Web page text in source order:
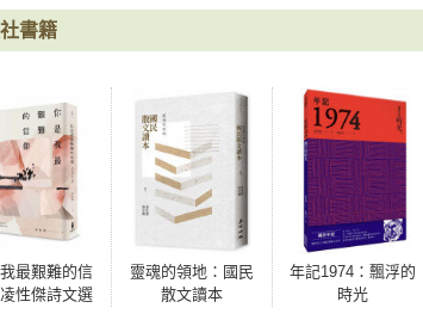
，彼此有一個心照不宣的默契：不要過問對方踏
是個人儀式的開始。所謂信念，從來不會是坦途，
罪孽，又或者是背負著深切懺悔，這一切一切的答
，有緣走在同一條路上，又何必苦苦追問。
寫，為什麼寫這個不寫那個……？面對這些問題，
真的只是熟人而非朋友），對我過日子的方式很有
話心容易累，話題談不下去了，我往往選擇迴避，
書籍
最艱難的信
性傑詩文選
靈魂的領地：國民
散文讀本
年記1974：飄浮的
時光